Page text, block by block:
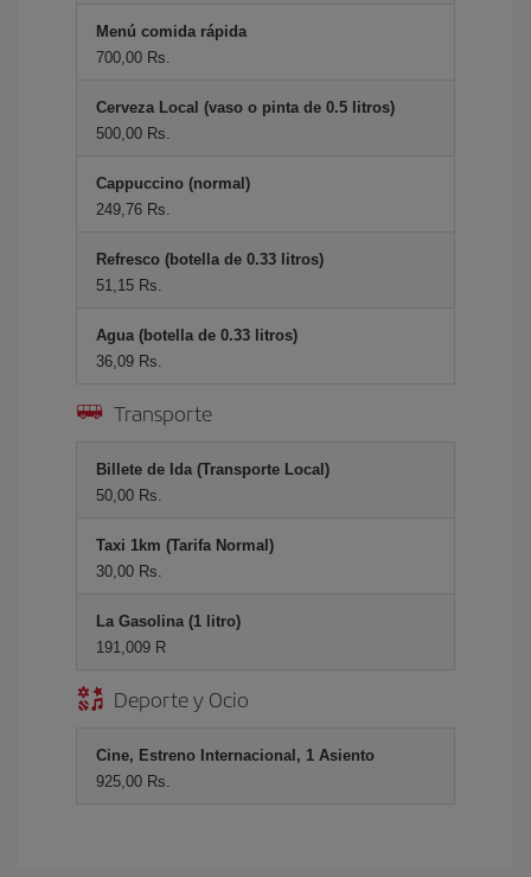
Menú comida rápida
700,00 Rs.
Cerveza Local (vaso o pinta de 0.5 litros)
500,00 Rs.
Cappuccino (normal)
249,76 Rs.
Refresco (botella de 0.33 litros)
51,15 Rs.
Agua (botella de 0.33 litros)
36,09 Rs.
Transporte
Billete de Ida (Transporte Local)
50,00 Rs.
Taxi 1km (Tarifa Normal)
30,00 Rs.
La Gasolina (1 litro)
191,009 R
Deporte y Ocio
Cine, Estreno Internacional, 1 Asiento
925,00 Rs.